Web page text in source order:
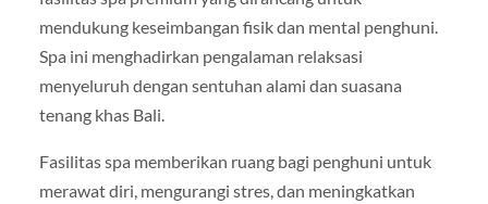
mendukung keseimbangan fisik dan mental penghuni.
Spa ini menghadirkan pengalaman relaksasi
menyeluruh dengan sentuhan alami dan suasana
tenang khas Bali.
Fasilitas spa memberikan ruang bagi penghuni untuk
merawat diri, mengurangi stres, dan meningkatkan